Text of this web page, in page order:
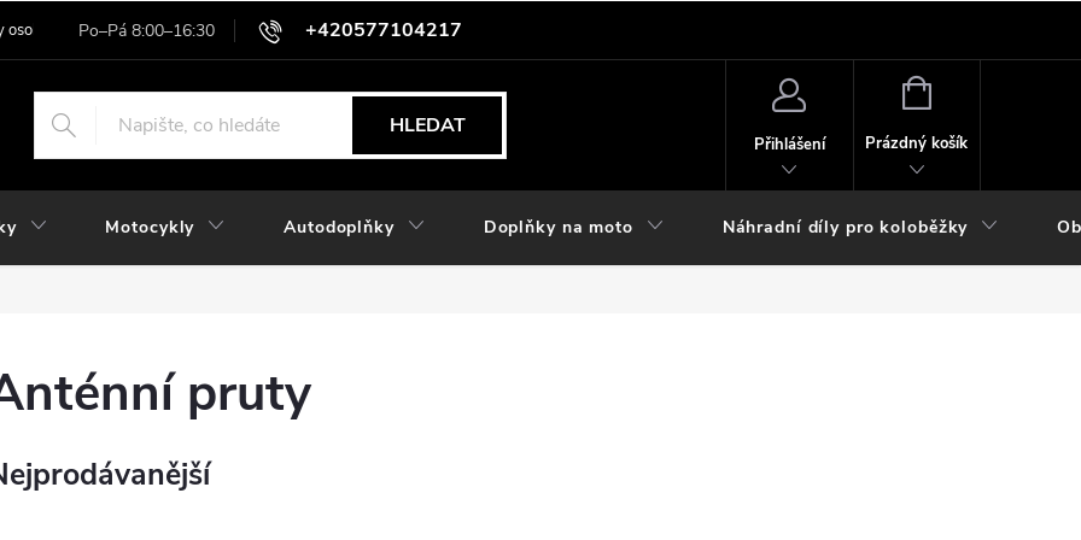
+420577104217
osobních údajů
HLEDAT
Přihlášení
NÁKUPNÍ
Prázdný košík
Motocykly Autodoplňky Doplňky na moto Náhradní díly pro koloběžky
pruty